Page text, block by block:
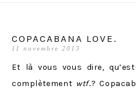
COPACABANA LOVE.
11 novembre 2013
Et là vous vous dire,
complètement wtf..?